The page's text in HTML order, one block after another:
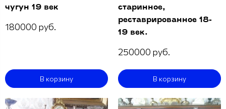
чугун 19 век
180000 руб.
В корзину
старинное,
реставрированное 18-
19 век.
250000 руб.
В корзину